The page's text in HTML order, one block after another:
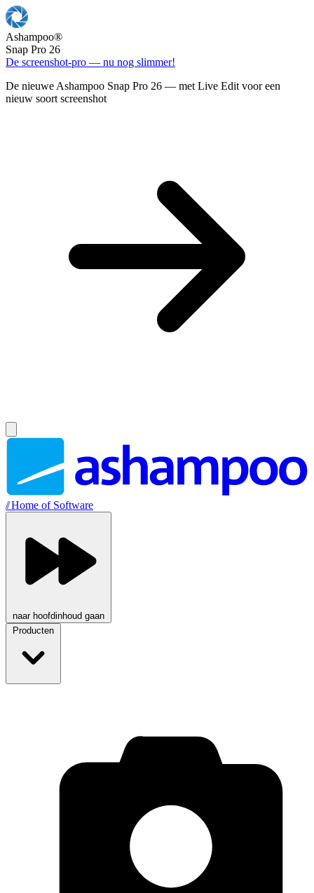
Ashampoo®
Snap Pro 26
De screenshot-pro — nu nog slimmer!
De nieuwe Ashampoo Snap Pro 26 — met Live Edit voor een
nieuw soort screenshot
//Home of Software
naar hoofdinhoud gaan
Producten